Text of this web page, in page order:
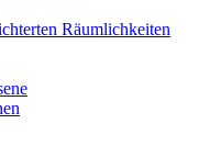
Räumlichkeiten